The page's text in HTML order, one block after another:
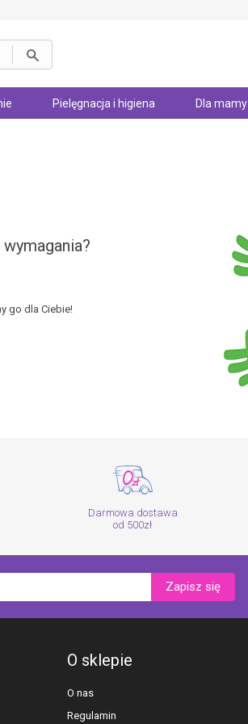
Pielęgnacja i higiena Dla mamy
go dla Ciebie!
Darmowa dostawa
od 500zł
Zapisz się
O sklepie
O nas
Regulamin